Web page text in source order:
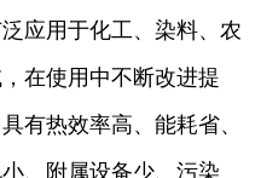
应用于化工、染料、农
在使用中不断改进提
有热效率高、能耗省、
、附属设备少、污染